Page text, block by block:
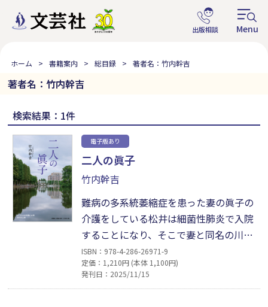
ホーム 書籍案内 総目録 著者名：竹内幹吉
著者名：竹内幹吉
検索結果：1件
電子版あり
二人の眞子
竹内幹吉
難病の多系統萎縮症を患った妻の眞子の
介護をしている松井は細菌性肺炎で入院
することになり、そこで妻と同名の川内
眞子と出会う。眞子の手厚い看護を受け
る中で、松井は眞子に惹かれていく。や
がて長い間介護をした妻が旅立ち、松井
ISBN：978-4-286-26971-9
定価：1,210円 (本体 1,100円)
発刊日：2025/11/15